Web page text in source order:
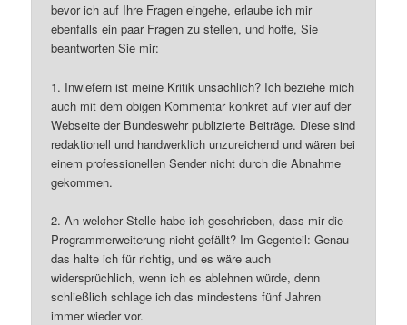
bevor ich auf Ihre Fragen eingehe, erlaube ich mir
ebenfalls ein paar Fragen zu stellen, und hoffe, Sie
beantworten Sie mir:
1. Inwiefern ist meine Kritik unsachlich? Ich beziehe mich
auch mit dem obigen Kommentar konkret auf vier auf der
Webseite der Bundeswehr publizierte Beiträge. Diese sind
redaktionell und handwerklich unzureichend und wären bei
einem professionellen Sender nicht durch die Abnahme
gekommen.
2. An welcher Stelle habe ich geschrieben, dass mir die
Programmerweiterung nicht gefällt? Im Gegenteil: Genau
das halte ich für richtig, und es wäre auch
widersprüchlich, wenn ich es ablehnen würde, denn
schließlich schlage ich das mindestens fünf Jahren
immer wieder vor.